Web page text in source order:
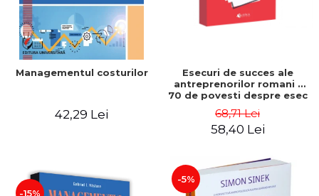
Managementul costurilor
42,29 Lei
Esecuri de succes ale
antreprenorilor romani -
70 de povesti despre esec
68,71 Lei
58,40 Lei
-15%
-5%